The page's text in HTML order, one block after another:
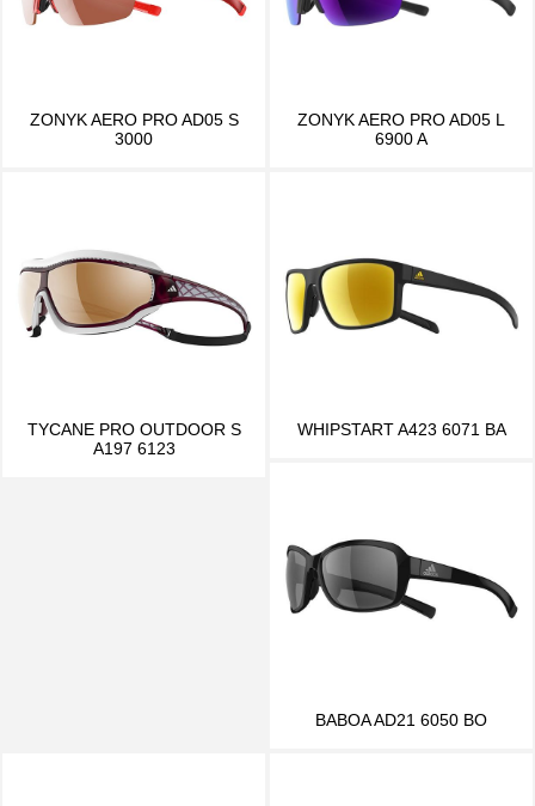
ZONYK AERO PRO AD05 S
3000
ZONYK AERO PRO AD05 L
6900 A
TYCANE PRO OUTDOOR S
A197 6123
WHIPSTART A423 6071 BA
BABOA AD21 6050 BO